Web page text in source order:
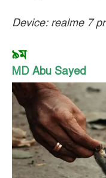
Device: realme 7
৯ম
MD Abu Sayed